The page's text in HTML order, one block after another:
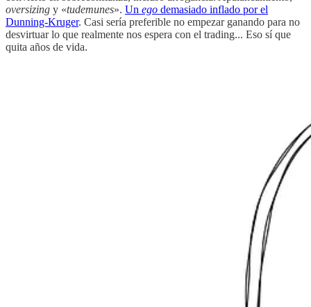
oversizing y «tudemunes». Un ego demasiado inflado por el
Dunning-Kruger. Casi sería preferible no empezar ganando para no
desvirtuar lo que realmente nos espera con el trading... Eso sí que
quita años de vida.